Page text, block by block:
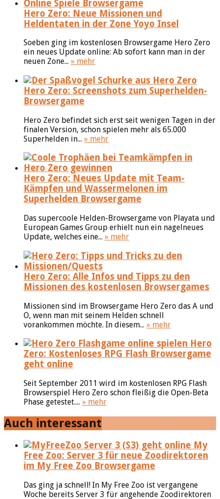
Hero Zero: Neue Missionen und
Heldentaten in der Zone Yoyo Insel
Soeben ging im kostenlosen Browsergame Hero Zero
ein neues Update online: Ab sofort kann man in der
neuen Zone... » mehr
Hero Zero: Screenshots zum Superhelden-
Browsergame
Hero Zero befindet sich erst seit wenigen Tagen in der
finalen Version, schon spielen mehr als 65.000
Superhelden in... » mehr
Hero Zero: Neues Update mit Team-
Kämpfen und Wassermelonen im
Superhelden Browsergame
Das supercoole Helden-Browsergame von Playata und
European Games Group erhielt nun ein nagelneues
Update, welches eine... » mehr
Hero Zero: Alle Infos und Tipps zu den
Missionen des kostenlosen Browsergames
Missionen sind im Browsergame Hero Zero das A und
O, wenn man mit seinem Helden schnell
vorankommen möchte. In diesem... » mehr
Hero
Zero: Kostenloses RPG Flash Browsergame
geht online
Seit September 2011 wird im kostenlosen RPG Flash
Browserspiel Hero Zero schon fleißig die Open-Beta
Phase getestet.... » mehr
Auch interessant
My
Free Zoo: Server 3 für neue Zoodirektoren
im My Free Zoo Browsergame
Das ging ja schnell! In My Free Zoo ist vergangene
Woche bereits Server 3 für angehende Zoodirektoren